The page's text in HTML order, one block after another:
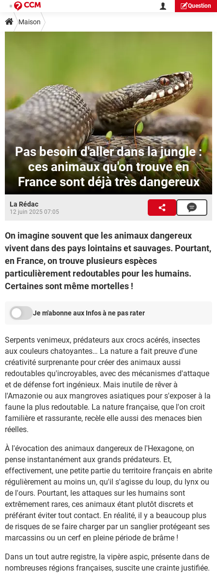
Question
Maison
Pas besoin d'aller dans la jungle :
ces animaux qu'on trouve en
France sont déjà très dangereux
La Rédac
12 juin 2025 07:05
On imagine souvent que les animaux dangereux
vivent dans des pays lointains et sauvages. Pourtant,
en France, on trouve plusieurs espèces
particulièrement redoutables pour les humains.
Certaines sont même mortelles !
Je m'abonne aux Infos à ne pas rater
Serpents venimeux, prédateurs aux crocs acérés, insectes
aux couleurs chatoyantes… La nature a fait preuve d'une
créativité surprenante pour créer des animaux aussi
redoutables qu'incroyables, avec des mécanismes d'attaque
et de défense fort ingénieux. Mais inutile de rêver à
l'Amazonie ou aux mangroves asiatiques pour s'exposer à la
faune la plus redoutable. La nature française, que l'on croit
familière et rassurante, recèle elle aussi des menaces bien
réelles.
À l'évocation des animaux dangereux de l'Hexagone, on
pense instantanément aux grands prédateurs. Et,
effectivement, une petite partie du territoire français en abrite
régulièrement au moins un, qu'il s'agisse du loup, du lynx ou
de l'ours. Pourtant, les attaques sur les humains sont
extrêmement rares, ces animaux étant plutôt discrets et
préférant éviter tout contact. En réalité, il y a beaucoup plus
de risques de se faire charger par un sanglier protégeant ses
marcassins ou un cerf en pleine période de brâme !
Dans un tout autre registre, la vipère aspic, présente dans de
nombreuses régions françaises, suscite une crainte justifiée.